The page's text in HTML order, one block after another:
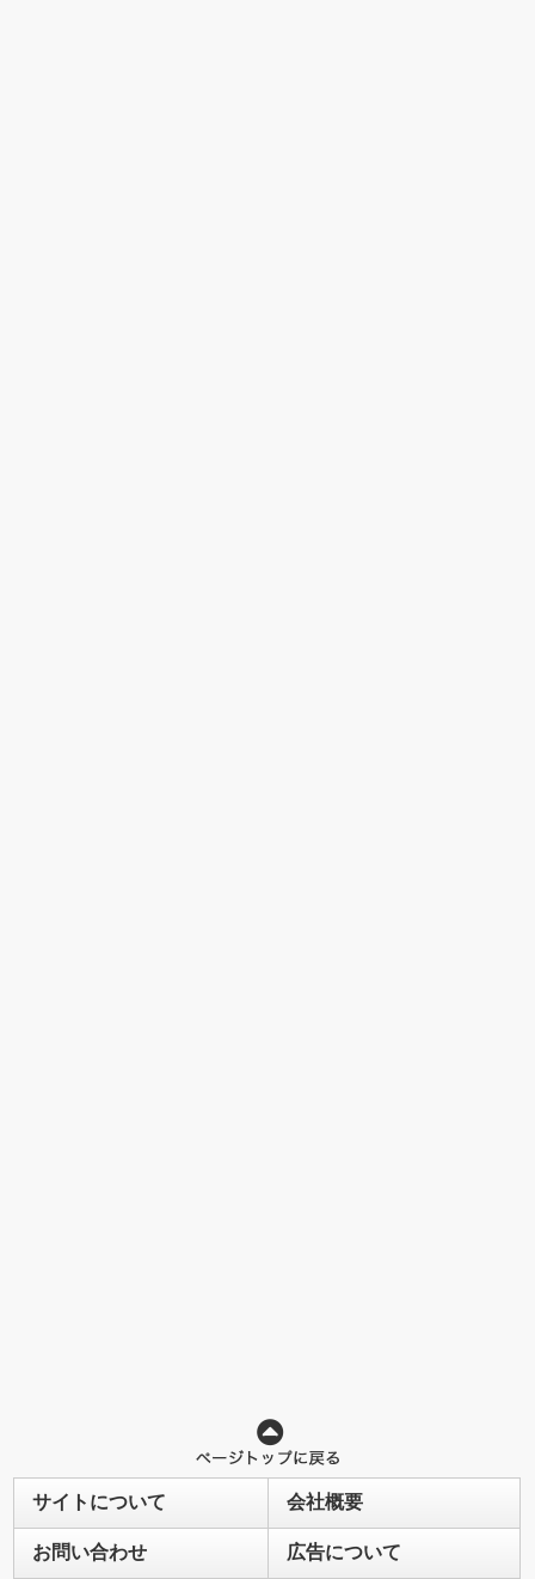
サイトについて 会社概要
お問い合わせ 広告について